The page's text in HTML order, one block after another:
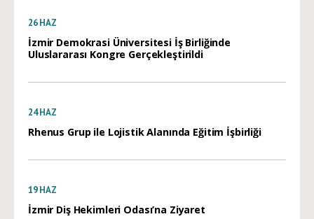
26 HAZ
İzmir Demokrasi Üniversitesi İş Birliğinde
Uluslararası Kongre Gerçekleştirildi
24 HAZ
Rhenus Grup ile Lojistik Alanında Eğitim İşbirliği
19 HAZ
İzmir Diş Hekimleri Odası’na Ziyaret